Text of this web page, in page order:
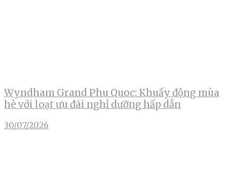
Wyndham Grand Phu Quoc: Khuấy động mùa
hè với loạt ưu đãi nghỉ dưỡng hấp dẫn
30/07/2026